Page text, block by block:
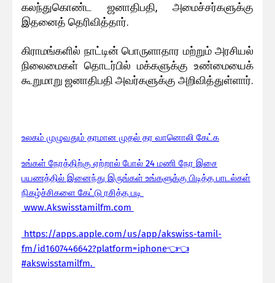
கலந்துகொண்ட ஜனாதிபதி, அமைச்சர்களுக்கு
இதனைத் தெரிவித்தார்.
கிராமங்களில் நாட்டின் பொருளாதார மற்றும் அரசியல்
நிலைமைகள் தொடர்பில் மக்களுக்கு உண்மையைக்
கூறுமாறு ஜனாதிபதி அவர்களுக்கு அறிவித்துள்ளார்.
உலகம் முழுவதும் தரமான முதல் தர வானொலி கேட்க
உங்கள் நேரத்திற்கு ஏற்றால் போல் 24 மணி நேர இசை
பயணத்தில் இனைந்து இருங்கள் உங்களுக்கு பிடித்த பாடல்கள்
நிகழ்ச்சிகளை கேட்டு ரசித்த படி
www.Akswisstamilfm.com
https://apps.apple.com/us/app/akswiss-tamil-
fm/id1607446642?platform=iphone👈👈
#akswisstamilfm.